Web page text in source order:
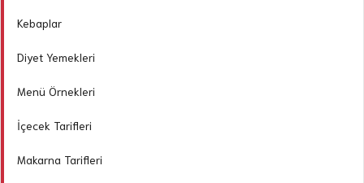
Kebaplar
Diyet Yemekleri
Menü Örnekleri
İçecek Tarifleri
Makarna Tarifleri